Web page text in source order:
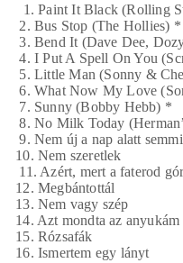
1. Paint It Black (Rolling
2. Bus Stop (The Hollies) *
3. Bend It (Dave Dee,
4. I Put A Spell On You
5. Little Man (Sonny &
6. What Now My Love
7. Sunny (Bobby Hebb) *
8. No Milk Today
9. Nem új a nap alatt semmi
10. Nem szeretlek
11. Azért, mert a faterod
12. Megbántottál
13. Nem vagy szép
14. Azt mondta az anyukám
15. Rózsafák
16. Ismertem egy lányt